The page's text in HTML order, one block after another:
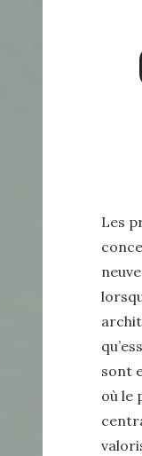
Les
sont
où le